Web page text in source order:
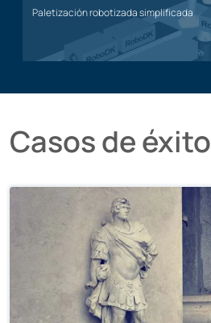
Paletización robotizada simplificada
Aplicación de paletización
Casos de éxito